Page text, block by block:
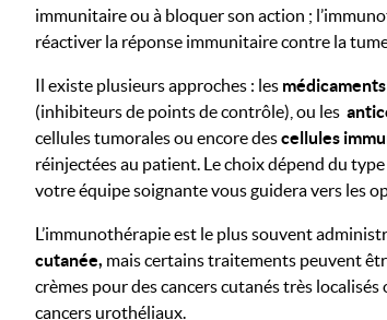
immunitaire ou à bloquer son action ;
réactiver la réponse immunitaire contre la
Il existe plusieurs approches : les médicaments
(inhibiteurs de points de contrôle), ou les
cellules tumorales ou encore descellules
réinjectées au patient. Le choix dépend du
votre équipe soignante vous guidera vers les
L’immunothérapie est le plus souvent
cutanée, mais certains traitements peuvent
crèmes pour des cancers cutanés très
cancers urothéliaux.